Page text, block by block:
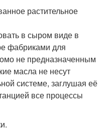
растительное
в сыром виде в
фабриками для
не предназначенным
масла не несут
системе, заглушая её
все процессы